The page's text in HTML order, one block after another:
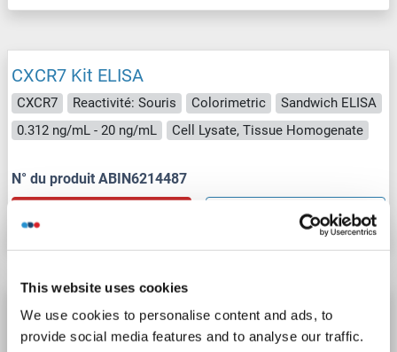
This website uses cookies
We use cookies to personalise content and ads, to
provide social media features and to analyse our traffic.
CXCR7 Kit ELISA
CXCR7 Reactivité: Souris Colorimetric
Sandwich ELISA
0.312 ng/mL - 20 ng/mL
Cell Lysate, Tissue Homogenate
N° du produit ABIN6214487
Détails
CXCR7 Kit ELISA
CXCR7 Reactivité: Humain Colorimetric